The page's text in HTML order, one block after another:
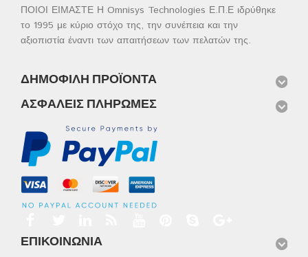
ΠΟΙΟΙ ΕΙΜΑΣΤΕ Η Omnisys Technologies Ε.Π.Ε ιδρύθηκε
το 1995 με κύριο στόχο της, την συνέπεια και την
αξιοπιστία έναντι των απαιτήσεων των πελατών της.
ΔΗΜΟΦΙΛΉ ΠΡΟΪΌΝΤΑ
ΑΣΦΑΛΕΊΣ ΠΛΗΡΩΜΈΣ
ΕΠΙΚΟΙΝΩΝΊΑ